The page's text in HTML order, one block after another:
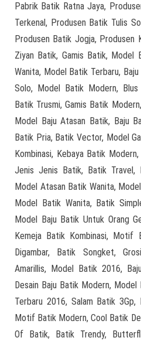
Pabrik Batik Ratna Jaya,
Terkenal, Produsen Batik Tulis
Produsen Batik Jogja, Produsen
Ziyan Batik, Gamis Batik, Model
Wanita, Model Batik Terbaru,
Solo, Model Batik Modern,
Batik Trusmi, Gamis Batik
Model Baju Atasan Batik, Baju
Batik Pria, Batik Vector, Model
Kombinasi, Kebaya Batik
Jenis Jenis Batik, Batik Travel,
Model Atasan Batik Wanita,
Model Batik Wanita, Batik
Model Baju Batik Untuk Orang
Kemeja Batik Kombinasi, Motif
Digambar, Batik Songket,
Amarillis, Model Batik 2016,
Desain Baju Batik Modern,
Terbaru 2016, Salam Batik
Motif Batik Modern, Cool Batik
Of Batik, Batik Trendy,